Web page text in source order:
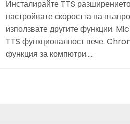
Инсталирайте TTS
настройвате скоростта на
използвате другите функции.
TTS функционалност вече.
функция за компютри…..